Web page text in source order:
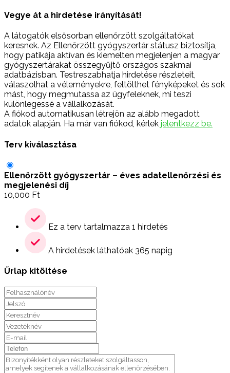
Vegye át a hirdetése irányítását!
A látogatók elsősorban ellenőrzött szolgáltatókat
keresnek. Az Ellenőrzött gyógyszertár státusz biztosítja,
hogy patikája aktívan és kiemelten megjelenjen a magyar
gyógyszertárakat összegyűjtő országos szakmai
adatbázisban. Testreszabhatja hirdetése részleteit,
válaszolhat a véleményekre, feltölthet fényképeket és sok
mást, hogy megmutassa az ügyfeleknek, mi teszi
különlegessé a vállalkozását.
A fiókod automatikusan létrejön az alább megadott
adatok alapján. Ha már van fiókod, kérlek jelentkezz be.
Terv kiválasztása
Ellenőrzött gyógyszertár – éves adatellenőrzési és
megjelenési díj
10,000 Ft
Ez a terv tartalmazza 1 hirdetés
A hirdetések láthatóak 365 napig
Űrlap kitöltése